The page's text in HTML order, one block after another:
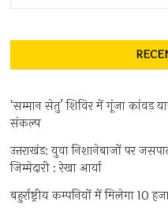
‘सम्मान सेतु’ शिविर में गूंजा कांवड़
संकल्प
उत्तराखंड: युवा निशानेबाजों पर
जिम्मेदारी : रेखा आर्या
बहुर्राष्ट्रीय कम्पनियों में मिलेगा 10